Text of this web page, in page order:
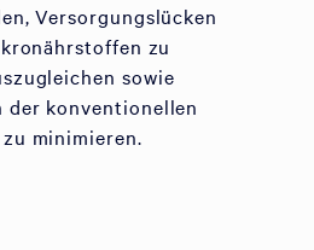
Versorgungslücken
zu
sowie
der konventionellen
minimieren.